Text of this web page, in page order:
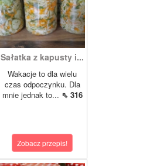
Sałatka z kapusty i...
Wakacje to dla wielu
czas odpoczynku. Dla
mnie jednak to... ⇖ 316
Zobacz przepis!